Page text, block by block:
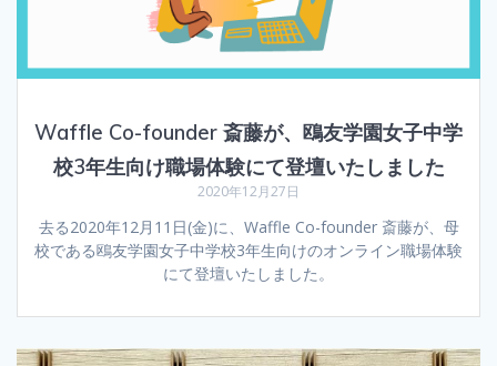
Waffle Co-founder 斎藤が、鴎友学園女子中学
校3年生向け職場体験にて登壇いたしました
2020年12月27日
去る2020年12月11日(金)に、Waffle Co-founder 斎藤が、母
校である鴎友学園女子中学校3年生向けのオンライン職場体験
にて登壇いたしました。